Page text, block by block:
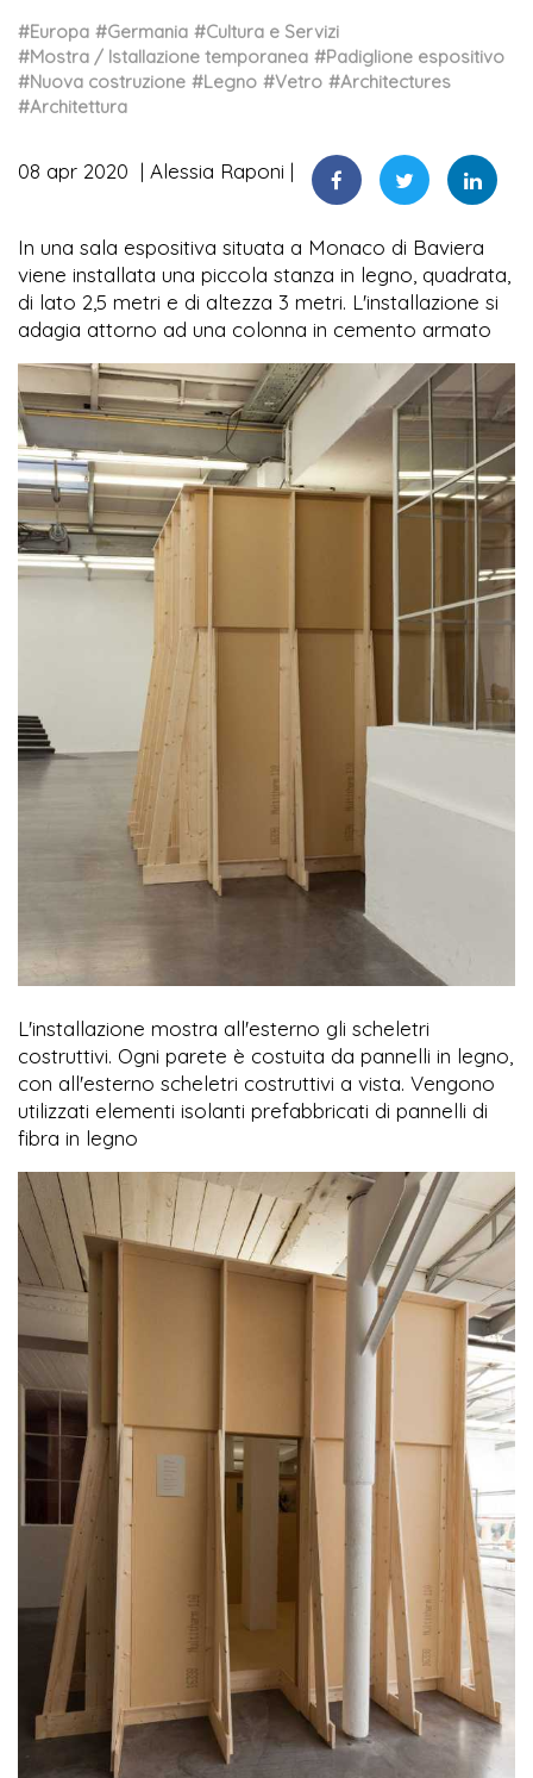
#Europa #Germania #Cultura e Servizi
#Mostra / Istallazione temporanea #Padiglione espositivo
#Nuova costruzione #Legno #Vetro #Architectures
#Architettura
08 apr 2020 Alessia Raponi
In una sala espositiva situata a Monaco di Baviera
viene installata una piccola stanza in legno, quadrata,
di lato 2,5 metri e di altezza 3 metri. L'installazione si
adagia attorno ad una colonna in cemento armato
L'installazione mostra all'esterno gli scheletri
costruttivi. Ogni parete è costuita da pannelli in legno,
con all'esterno scheletri costruttivi a vista. Vengono
utilizzati elementi isolanti prefabbricati di pannelli di
fibra in legno